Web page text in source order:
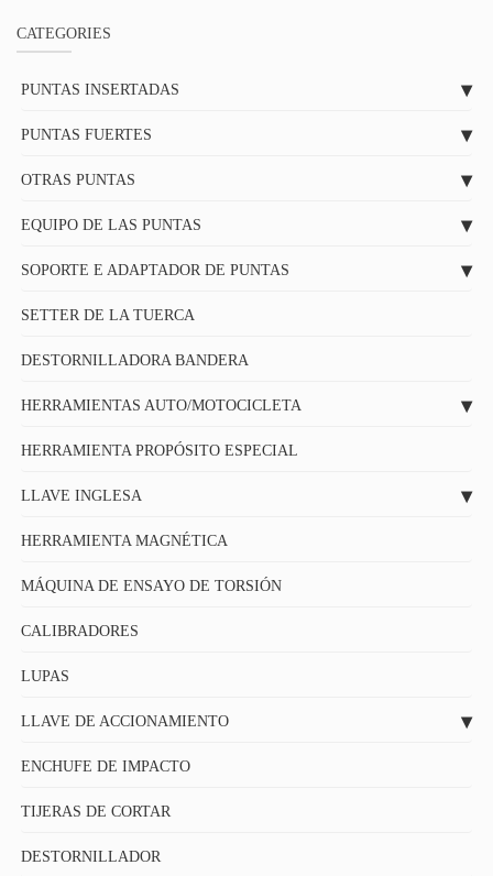
CATEGORIES
PUNTAS INSERTADAS
PUNTAS FUERTES
OTRAS PUNTAS
EQUIPO DE LAS PUNTAS
SOPORTE E ADAPTADOR DE PUNTAS
SETTER DE LA TUERCA
DESTORNILLADORA BANDERA
HERRAMIENTAS AUTO/MOTOCICLETA
HERRAMIENTA PROPÓSITO ESPECIAL
LLAVE INGLESA
HERRAMIENTA MAGNÉTICA
MÁQUINA DE ENSAYO DE TORSIÓN
CALIBRADORES
LUPAS
LLAVE DE ACCIONAMIENTO
ENCHUFE DE IMPACTO
TIJERAS DE CORTAR
DESTORNILLADOR